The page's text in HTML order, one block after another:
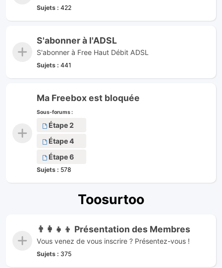
Sujets : 422
S'abonner à l'ADSL
S'abonner à Free Haut Débit ADSL
Sujets : 441
Ma Freebox est bloquée
Sous-forums :
Étape 2
Étape 4
Étape 6
Sujets : 578
Toosurtoo
👨‍👩‍👧‍👦 Présentation des Membres
Vous venez de vous inscrire ? Présentez-vous !
Sujets : 375